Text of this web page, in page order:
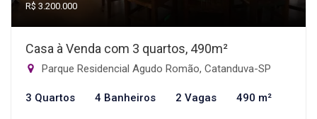
R$ 3.200.000
Casa à Venda com 3 quartos, 490m²
Parque Residencial Agudo Romão, Catanduva-SP
3 Quartos 4 Banheiros 2 Vagas 490 m²